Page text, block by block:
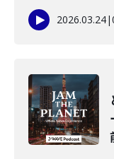
2026.03.24|